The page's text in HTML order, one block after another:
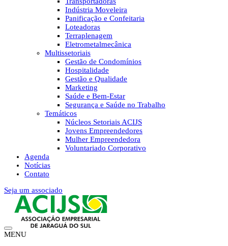
Indústria Moveleira
Panificação e Confeitaria
Loteadoras
Terraplenagem
Eletrometalmecânica
Multissetoriais
Gestão de Condomínios
Hospitalidade
Gestão e Qualidade
Marketing
Saúde e Bem-Estar
Segurança e Saúde no Trabalho
Temáticos
Núcleos Setoriais ACIJS
Jovens Empreendedores
Mulher Empreendedora
Voluntariado Corporativo
Agenda
Notícias
Contato
Seja um associado
MENU